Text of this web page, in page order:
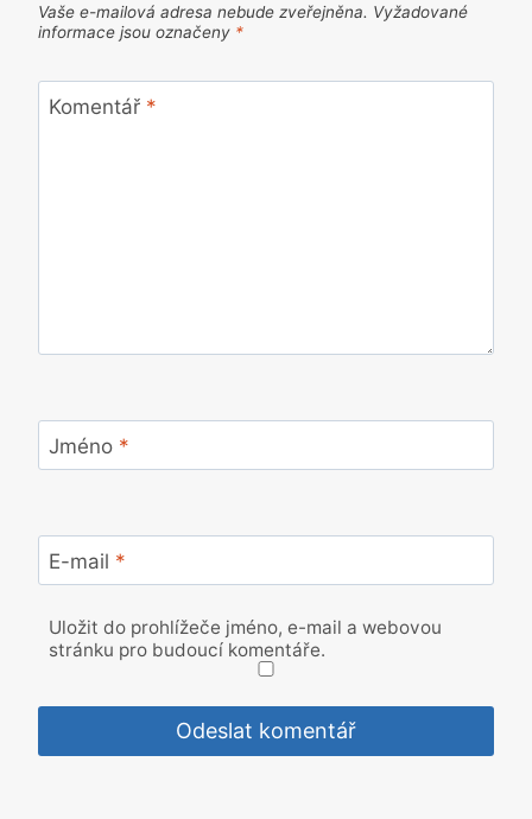
Vaše e-mailová adresa nebude zveřejněna. Vyžadované
informace jsou označeny *
Komentář *
Jméno *
E-mail *
Uložit do prohlížeče jméno, e-mail a webovou
stránku pro budoucí komentáře.